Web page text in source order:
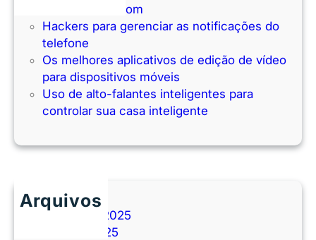
uma barra de som
Hackers para gerenciar as notificações do
telefone
Os melhores aplicativos de edição de vídeo
para dispositivos móveis
Uso de alto-falantes inteligentes para
controlar sua casa inteligente
Arquivos
novembro 2025
outubro 2025